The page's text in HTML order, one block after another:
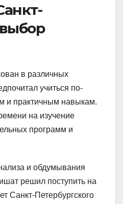
в различных
учиться по-
и практичным навыкам.
на изучение
программ и
и обдумывания
решил поступить на
Санкт-Петербургского